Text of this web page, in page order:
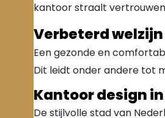
kantoor straalt
Verbeterd welzijn
Een gezonde en
Dit leidt onder andere tot
Kantoor design
De stijlvolle stad van